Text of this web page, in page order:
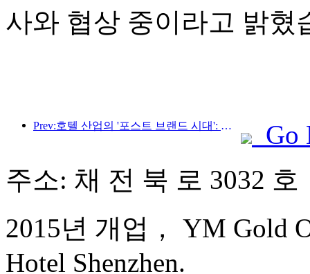
사와 협상 중이라고 밝혔
Prev:호텔 산업의 '포스트 브랜드 시대': 규모 확장에서 효율성 우선으로
Go
주소: 채 전 북 로 3032 호
2015년 개업， YM Gold
Hotel Shenzhen.